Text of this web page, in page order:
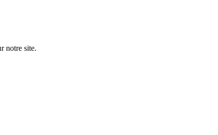
notre site.